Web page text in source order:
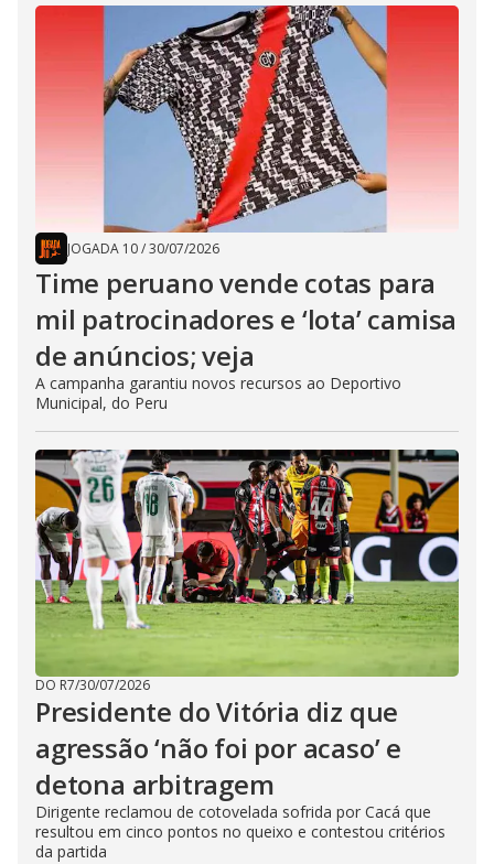
JOGADA 10/30/07/2026
Time peruano vende cotas para
mil patrocinadores e ‘lota’ camisa
de anúncios; veja
A campanha garantiu novos recursos ao Deportivo
Municipal, do Peru
DO R7/30/07/2026
Presidente do Vitória diz que
agressão ‘não foi por acaso’ e
detona arbitragem
Dirigente reclamou de cotovelada sofrida por Cacá que
resultou em cinco pontos no queixo e contestou critérios
da partida